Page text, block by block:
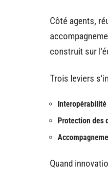
Côté agents,
construit sur
Trois leviers
Interopérabilité
Protection des
Quand